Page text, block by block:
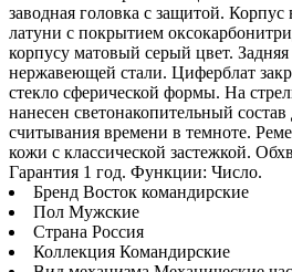
заводная головка с защитой.
латуни с покрытием
корпусу матовый серый цвет.
нержавеющей стали. Циферблат
стекло сферической формы. На
нанесен светонакопительный
считывания времени в темноте.
кожи с классической застежкой.
Гарантия 1 год. Функции: Число.
Бренд Восток командирские
Пол Мужские
Страна Россия
Коллекция Командирские